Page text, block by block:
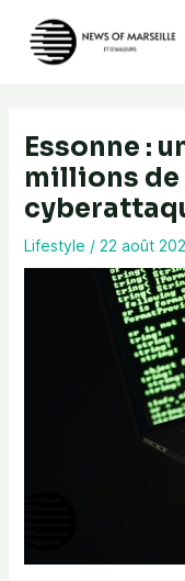
contenu
Essonne :
millions de
Lifestyle / 22 août